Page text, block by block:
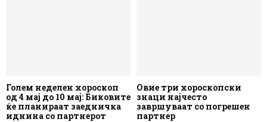
Голем неделен хороскоп
од 4 мај до 10 мај: Биковите
ќе планираат заедничка
иднина со партнерот
Овие три хороскопски
знаци најчесто
завршуваат со погрешен
партнер